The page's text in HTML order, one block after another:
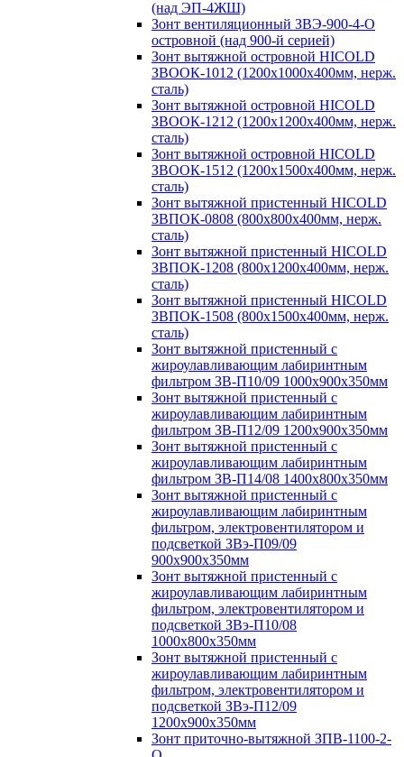
(над ЭП-4ЖШ)
Зонт вентиляционный ЗВЭ-900-4-О
островной (над 900-й серией)
Зонт вытяжной островной HICOLD
ЗВООК-1012 (1200х1000х400мм, нерж.
сталь)
Зонт вытяжной островной HICOLD
ЗВООК-1212 (1200x1200x400мм, нерж.
сталь)
Зонт вытяжной островной HICOLD
ЗВООК-1512 (1200х1500х400мм, нерж.
сталь)
Зонт вытяжной пристенный HICOLD
ЗВПОК-0808 (800х800х400мм, нерж.
сталь)
Зонт вытяжной пристенный HICOLD
ЗВПОК-1208 (800х1200х400мм, нерж.
сталь)
Зонт вытяжной пристенный HICOLD
ЗВПОК-1508 (800х1500х400мм, нерж.
сталь)
Зонт вытяжной пристенный с
жироулавливающим лабиринтным
фильтром ЗВ-П10/09 1000х900х350мм
Зонт вытяжной пристенный с
жироулавливающим лабиринтным
фильтром ЗВ-П12/09 1200х900х350мм
Зонт вытяжной пристенный с
жироулавливающим лабиринтным
фильтром ЗВ-П14/08 1400х800х350мм
Зонт вытяжной пристенный с
жироулавливающим лабиринтным
фильтром, электровентилятором и
подсветкой ЗВэ-П09/09
900х900х350мм
Зонт вытяжной пристенный с
жироулавливающим лабиринтным
фильтром, электровентилятором и
подсветкой ЗВэ-П10/08
1000х800х350мм
Зонт вытяжной пристенный с
жироулавливающим лабиринтным
фильтром, электровентилятором и
подсветкой ЗВэ-П12/09
1200х900х350мм
Зонт приточно-вытяжной ЗПВ-1100-2-